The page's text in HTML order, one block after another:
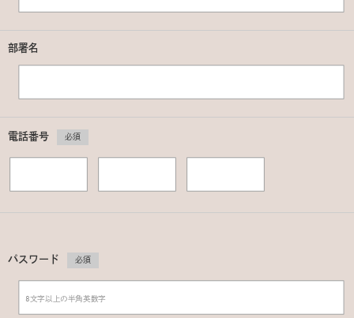
部署名
電話番号 必須
パスワード 必須